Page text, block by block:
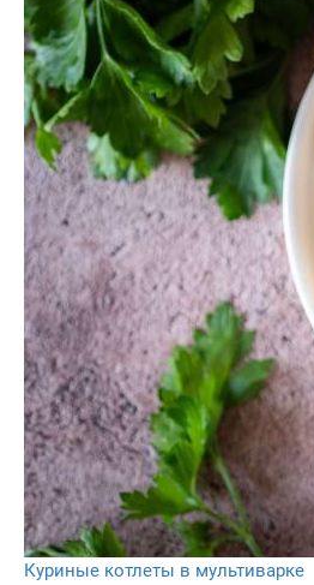
Куриные котлеты в мультиварке